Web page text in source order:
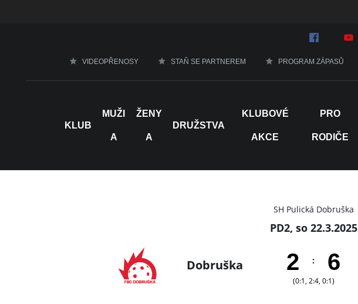
VIDEOPŘENOSY STAŇ SE PARTNEREM PROGRAM ZÁPASŮ
KLUB
MUŽI
A
ŽENY
A
DRUŽSTVA
KLUBOVÉ
AKCE
PRO
RODIČE
SH Pulická Dobruška
PD2, so 22.3.2025
Dobruška 2 : 6
(0:1, 2:4, 0:1)